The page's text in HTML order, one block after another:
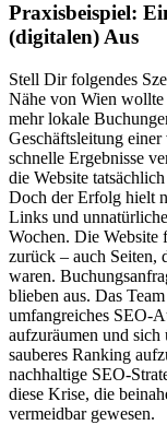
Praxisbeispiel:
(digitalen) Aus
Stell Dir folgendes
Nähe von Wien wollte
mehr lokale
Geschäftsleitung
schnelle Ergebnisse
die Website
Doch der Erfolg hielt
Links und
Wochen. Die Website
zurück – auch Seiten,
waren.
blieben aus. Das
umfangreiches SEO-
aufzuräumen und
sauberes Ranking
nachhaltige SEO-
diese Krise, die
vermeidbar gewesen.